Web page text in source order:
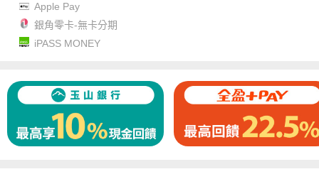
Apple Pay
銀角零卡-無卡分期
iPASS MONEY